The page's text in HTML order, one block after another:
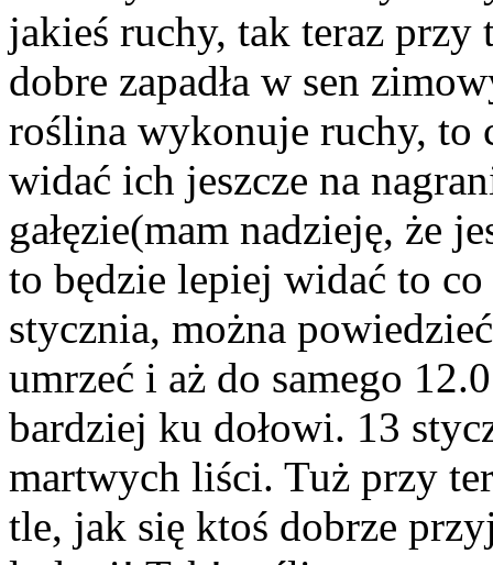
jakieś ruchy, tak teraz
dobre zapadła w sen
roślina wykonuje ruchy, to
widać ich jeszcze na
gałęzie(mam nadzieję, że
to będzie lepiej widać to
stycznia, można
umrzeć i aż do samego
bardziej ku dołowi. 13
martwych liści. Tuż przy
tle, jak się ktoś dobrze